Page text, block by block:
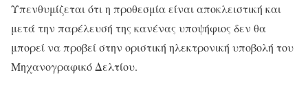
Υπενθυμίζεται ότι η προθεσμία είναι αποκλειστική και
μετά την παρέλευσή της κανένας υποψήφιος δεν θα
μπορεί να προβεί στην οριστική ηλεκτρονική υποβολή του
Μηχανογραφικό Δελτίου.